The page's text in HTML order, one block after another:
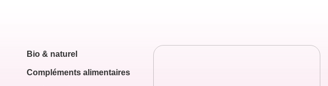
Bio & naturel
Compléments alimentaires